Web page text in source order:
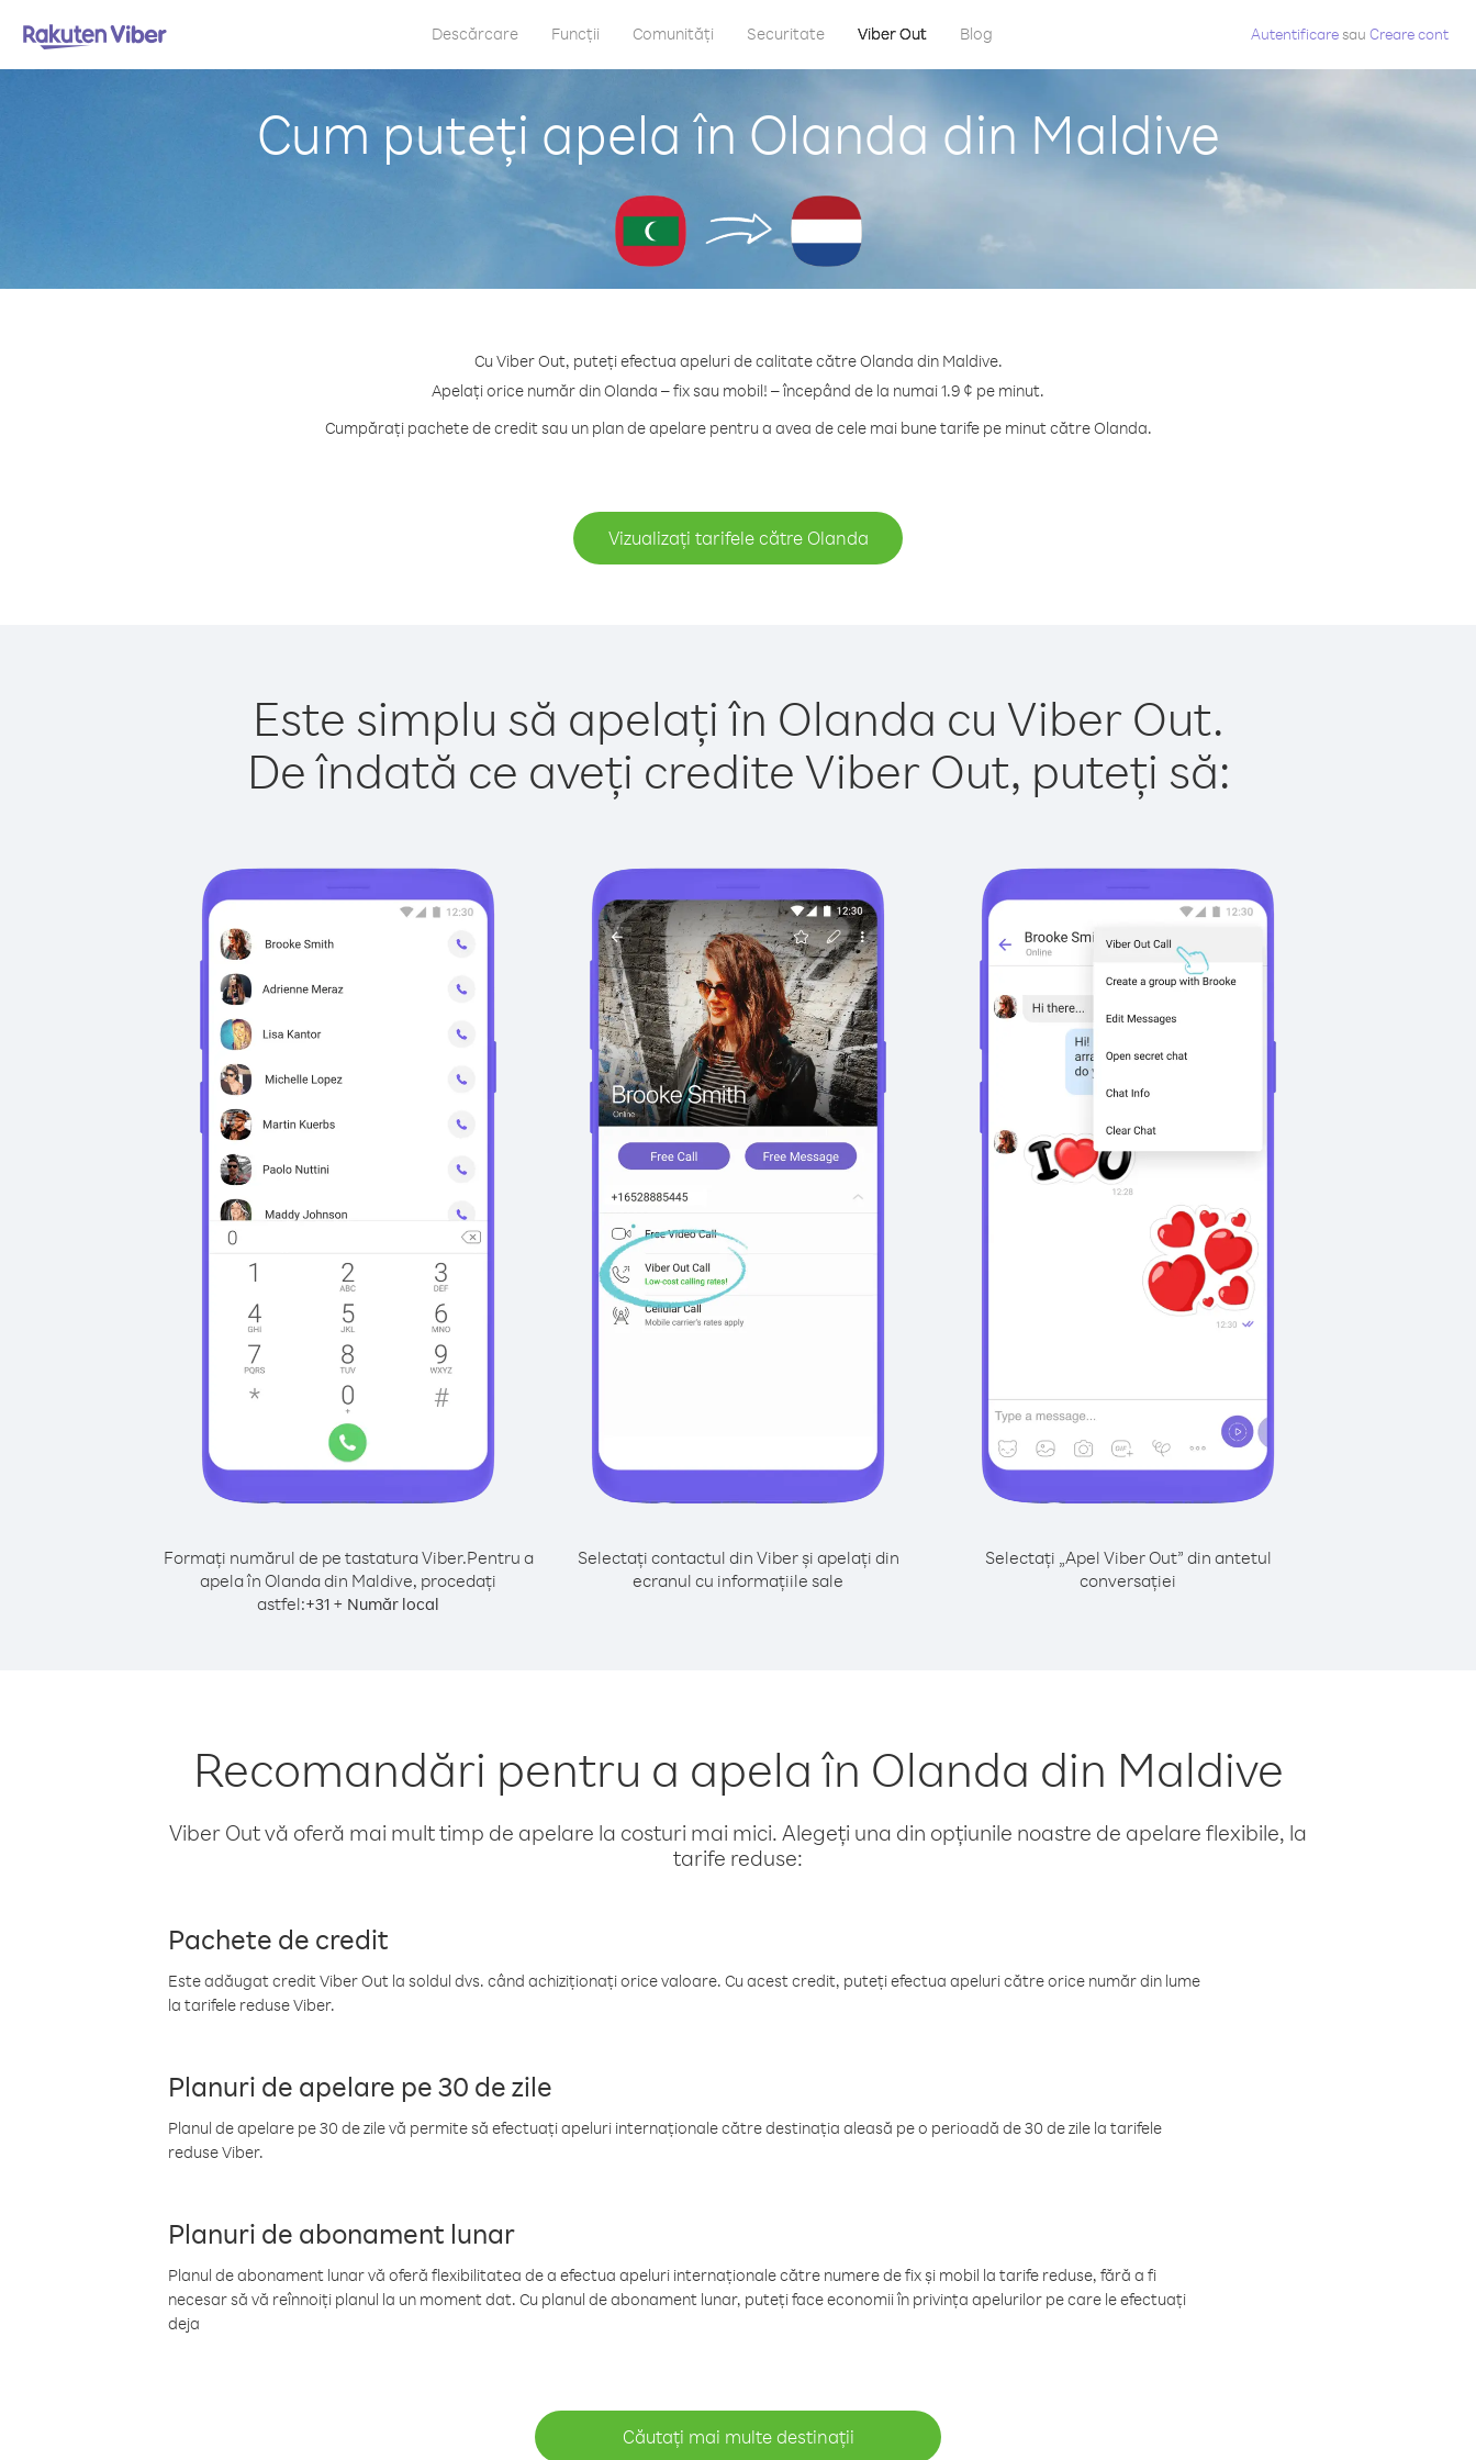
Descărcare Funcții Comunități Securitate Viber Out Blog Autentificaresau Creare cont
Cum puteți apela în Olanda din Maldive
Cu Viber Out, puteți efectua apeluri de calitate către Olanda din Maldive.
Apelați orice număr din Olanda – fix sau mobil! – începând de la numai 1.9 ¢ pe minut.
Cumpărați pachete de credit sau un plan de apelare pentru a avea de cele mai bune tarife pe minut către Olanda.
Vizualizați tarifele către Olanda
Este simplu să apelați în Olanda cu Viber Out.
De îndată ce aveți credite Viber Out, puteți să:
Formați numărul de pe tastatura Viber.Pentru a
apela în Olanda din Maldive, procedați
astfel:+31 + Număr local
Selectați contactul din Viber și apelați din
ecranul cu informațiile sale
Selectați „Apel Viber Out” din antetul
conversației
Recomandări pentru a apela în Olanda din Maldive
Viber Out vă oferă mai mult timp de apelare la costuri mai mici. Alegeți una din opțiunile noastre de apelare flexibile, la
tarife reduse:
Pachete de credit
Este adăugat credit Viber Out la soldul dvs. când achiziționați orice valoare. Cu acest credit, puteți efectua apeluri către orice număr din lume
la tarifele reduse Viber.
Planuri de apelare pe 30 de zile
Planul de apelare pe 30 de zile vă permite să efectuați apeluri internaționale către destinația aleasă pe o perioadă de 30 de zile la tarifele
reduse Viber.
Planuri de abonament lunar
Planul de abonament lunar vă oferă flexibilitatea de a efectua apeluri internaționale către numere de fix și mobil la tarife reduse, fără a fi
necesar să vă reînnoiți planul la un moment dat. Cu planul de abonament lunar, puteți face economii în privința apelurilor pe care le efectuați
deja
Căutați mai multe destinații